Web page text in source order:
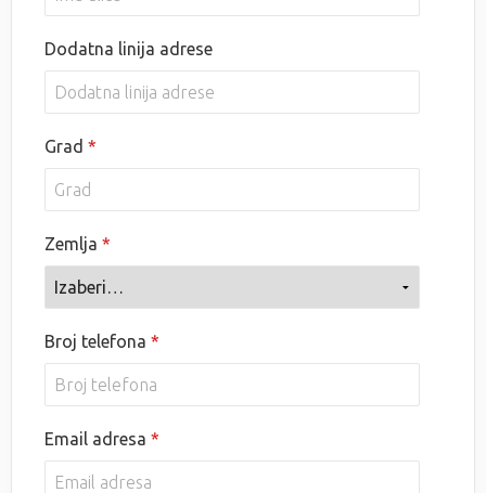
Dodatna linija adrese
Grad
Zemlja
Broj telefona
Email adresa